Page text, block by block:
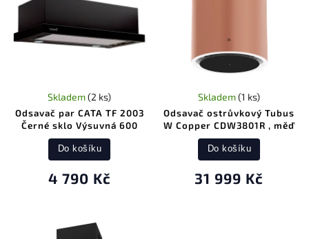
Odsavač par CATA TF 2003
Černé sklo Výsuvná 600
Skladem(2 ks)
4 790 Kč
Do košíku
Odsavač ostrůvkový Tubus
W Copper CDW3801R , měď
Skladem(1 ks)
31 999 Kč
Do košíku